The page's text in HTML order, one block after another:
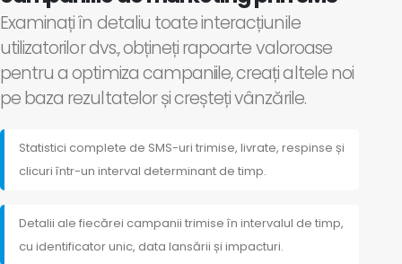
Examinați în detaliu toate interacțiunile
utilizatorilor dvs., obțineți rapoarte valoroase
pentru a optimiza campaniile, creați altele noi
pe baza rezultatelor și creșteți vânzările.
Statistici complete de SMS-uri trimise, livrate, respinse și
clicuri într-un interval determinant de timp.
Detalii ale fiecărei campanii trimise în intervalul de timp,
cu identificator unic, data lansării și impacturi.